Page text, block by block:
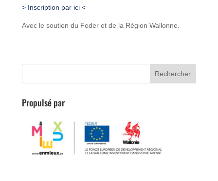
> Inscription par ici <
Avec le soutien du Feder et de la Région Wallonne.
Propulsé par